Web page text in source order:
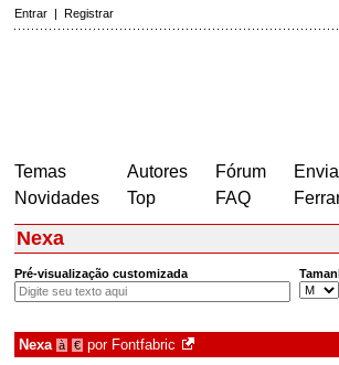
Entrar | Registrar
Temas
Novidades
Autores
Top
Fórum
FAQ
Nexa
Pré-visualização customizada
Nexa à € por Fontfabric